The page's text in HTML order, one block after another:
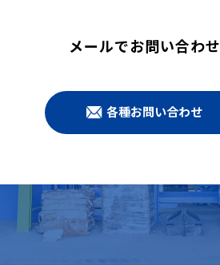
メールでお問い合わせ
各種お問い合わせ